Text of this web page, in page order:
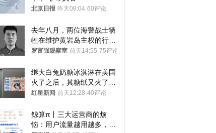
北京日报 昨天08:04 60评论
去年八月，两位海警战士牺
牲在维护黄岩岛主权的行动
中
罗富强观察室 前天14:55 75评论
继大白兔奶糖冰淇淋在美国
火了之后，其糖纸又火了！
海外博主盛赞：平面设计经
红星新闻 前天12:28 40评论
鲸算π丨三大运营商的烦
恼：用户流量越用越多，收